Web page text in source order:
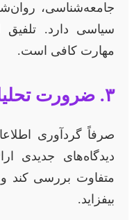
جامعه‌شناسی،
سیاسی دارد. تلفیق
مهارت کافی است.
۳. ضرورت تحلیل عمیق و نوآورانه
صرفاً گردآوری
دیدگاه‌های جدیدی
متفاوت بررسی کند
بیفزاید.